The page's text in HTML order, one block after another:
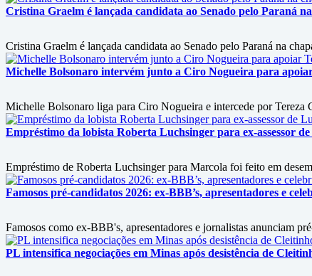
Cristina Graelm é lançada candidata ao Senado pelo Paraná
Cristina Graelm é lançada candidata ao Senado pelo Paraná na
Michelle Bolsonaro intervém junto a Ciro Nogueira para
Michelle Bolsonaro liga para Ciro Nogueira e intercede por Tereza
Empréstimo da lobista Roberta Luchsinger para ex-assessor
Empréstimo de Roberta Luchsinger para Marcola foi feito em
Famosos pré-candidatos 2026: ex-BBB’s, apresentadores e
Famosos como ex-BBB's, apresentadores e jornalistas anunciam
PL intensifica negociações em Minas após desistência de